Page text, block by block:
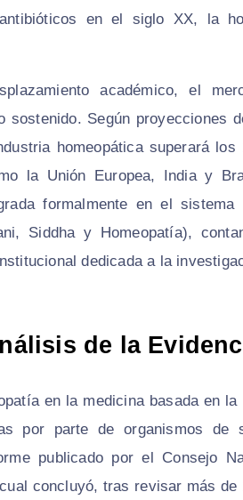
en el siglo XX, la
académico, el
sostenido. Según proyecciones
homeopática superará
la Unión Europea, India y
formalmente en el
Siddha y Homeopatía),
dedicada a la
de la
en la medicina basada en
por parte de organismos
publicado por el Consejo
concluyó, tras revisar más